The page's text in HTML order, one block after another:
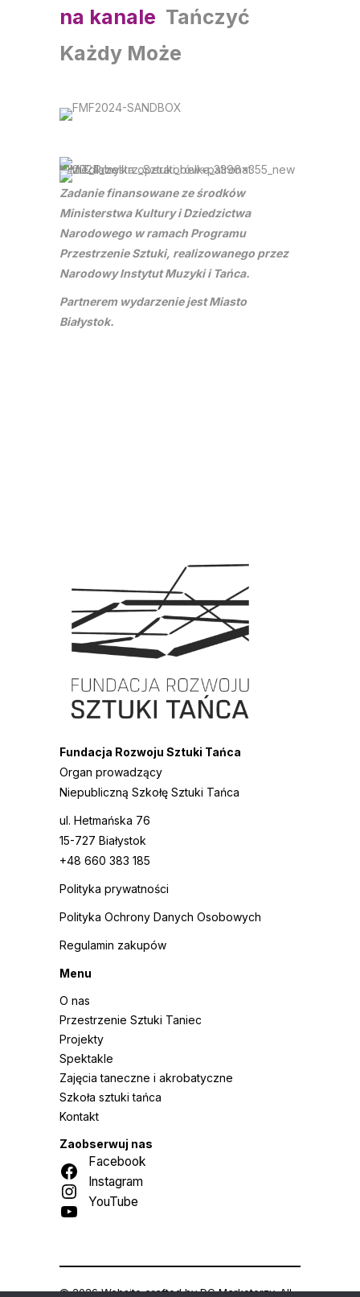
na kanale Tańczyć
Każdy Może
Zadanie finansowane ze środków
Ministerstwa Kultury i Dziedzictwa
Narodowego w ramach Programu
Przestrzenie Sztuki, realizowanego przez
Narodowy Instytut Muzyki i Tańca.
Partnerem wydarzenie jest Miasto
Białystok.
Fundacja Rozwoju Sztuki Tańca
Organ prowadzący
Niepubliczną Szkołę Sztuki Tańca
ul. Hetmańska 76
15-727 Białystok
+48 660 383 185
Polityka prywatności
Polityka Ochrony Danych Osobowych
Regulamin zakupów
Menu
O nas
Przestrzenie Sztuki Taniec
Projekty
Spektakle
Zajęcia taneczne i akrobatyczne
Szkoła sztuki tańca
Kontakt
Zaobserwuj nas
Facebook
Instagram
YouTube
© 2026 Website crafted byDC Marketerzy. All